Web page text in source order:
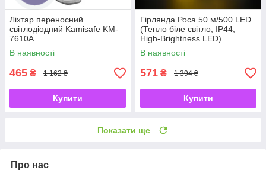
Ліхтар переносний
світлодіодний Kamisafe KM-
7610A
В наявності
465 ₴ 1 162 ₴
Купити
Гірлянда Роса 50 м/500 LED
(Тепло біле світло, IP44,
High-Brightness LED)
В наявності
571 ₴ 1 394 ₴
Купити
Показати ще
Про нас